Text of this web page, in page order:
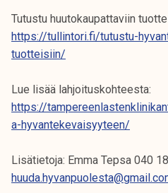
Tutustu huutokaupattaviin
https://tullintori.fi/tutustu-
tuotteisiin/
Lue lisää lahjoituskohteesta:
https://
a-hyvantekevaisyyteen/
Lisätietoja: Emma Tepsa 040